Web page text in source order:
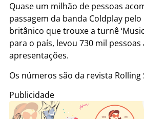
Quase um milhão de pessoas
passagem da banda Coldplay
britânico que trouxe a turnê
para o país, levou 730 mil pessoas
apresentações.
Os números são da revista Rolling
Publicidade